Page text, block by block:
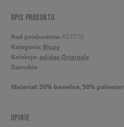
OPIS PRODUKTU
Kod producenta: KS7779
Kategoria: Bluzy
Kolekcje: adidas Originals
Damskie
Materiał: 50% bawełna, 50% poliester
OPINIE